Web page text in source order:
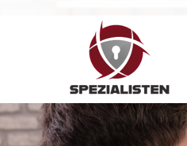
Hauptnavigation